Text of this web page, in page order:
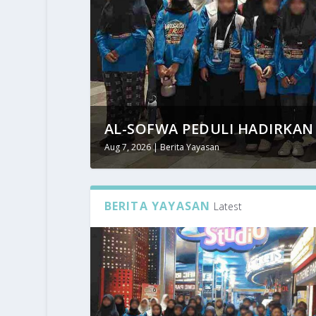
AL-SOFWA PEDULI
Aug 7, 2026|Berita Yayasan
BERITA YAYASAN Latest